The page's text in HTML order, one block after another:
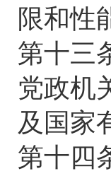
限和性
第十三
党政机
及国家
第十四